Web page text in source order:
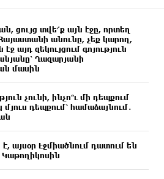
ցույց տվե՜ք այն էջը, որտեղ
անունը, չեք կարող,
այդ զեկույցում գոյություն
Ղազարյանի
մասին
չունի, ինչո՞ւ մի դեպքում
մյուս դեպքում՝ համաձայնում․
է, այսօր Էջմիածնում դատում են
Կաթողիկոսին